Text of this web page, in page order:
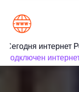
Сегодня интернет
подключен